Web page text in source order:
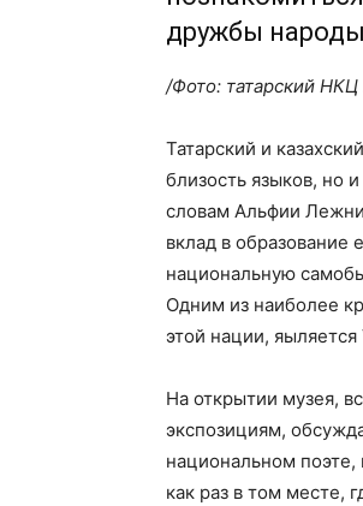
дружбы народы
/Фото: татарский НКЦ
Татарский и
близость языков, но
словам Альфии
вклад в образование
национальную
Одним из наиболее
этой нации, яыляется
На открытии музея,
экспозициям,
национальном поэте,
как раз в том месте,